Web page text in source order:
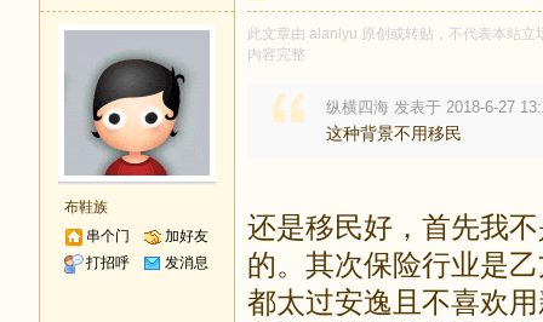
布鞋族
串个门
加好友
打招呼
发消息
此文章由 alanlyu 原创或转贴，不代表本站
内容完整
纵横四海 发表于 2018-6-27
这种背景不用移民
还是移民好，首先我
的。其次保险行业是
都太过安逸且不喜欢